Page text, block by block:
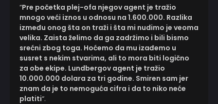
“Pre početka plej-ofa njegov agent je tražio
mnogo veći iznos u odnosu na 1.600.000. Razlika
između onog šta on traži i šta mi nudimo je veoma
velika. Zaista želimo da ga zadržimo i bili bismo
srećni zbog toga. Hoćemo da mu izađemo u
susret s nekim stvarima, ali to mora biti logično
za obe ekipe. Lundbergov agent je tražio
10.000.000 dolara za tri godine. Smiren sam jer
znam da je to nemoguća cifra i da to niko neće
platiti“.